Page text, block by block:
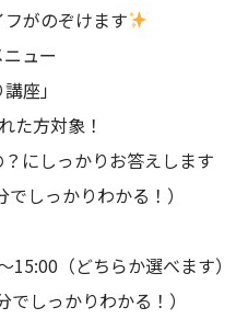
がのぞけます
ュー
座」
た方対象！
にしっかりお答えします
しっかりわかる！）
（どちらか選べます）
でしっかりわかる！）